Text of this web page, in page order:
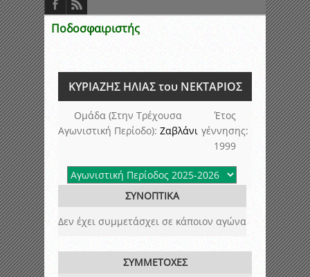
Ποδοσφαιριστής
ΚΥΡΙΑΖΗΣ ΗΛΙΑΣ του ΝΕΚΤΑΡΙΟΣ
Ομάδα (Στην Τρέχουσα
Αγωνιστική Περίοδο): Ζαβλάνι
Έτος
γέννησης:
1999
ΣΥΝΟΠΤΙΚΑ
Δεν έχει συμμετάσχει σε κάποιον αγώνα
ΣΥΜΜΕΤΟΧΕΣ